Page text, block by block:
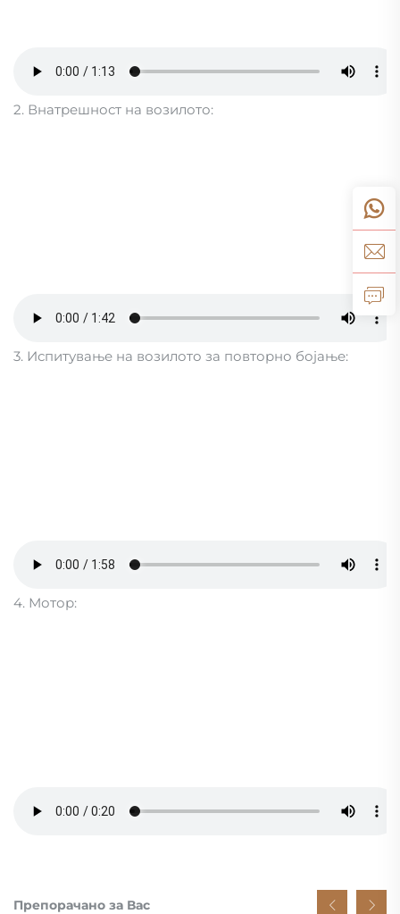
2. Внатрешност на возилото:
3. Испитување на возилото за повторно бојање:
4. Мотор:
Препорачано за Вас